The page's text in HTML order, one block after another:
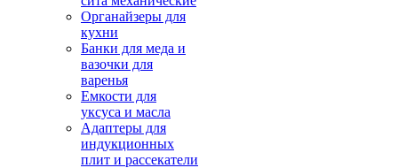
Органайзеры для
кухни
Банки для меда и
вазочки для
варенья
Емкости для
уксуса и масла
Адаптеры для
индукционных
плит и рассекатели